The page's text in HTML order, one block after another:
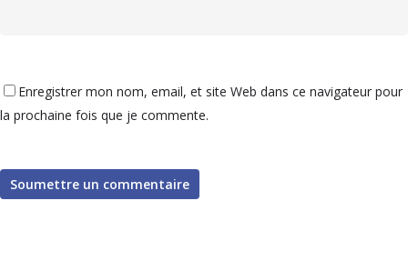
Enregistrer mon nom, email, et site Web dans ce navigateur pour
la prochaine fois que je commente.